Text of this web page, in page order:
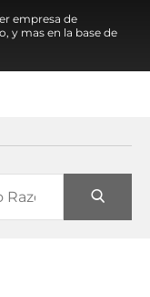
empresa de
y mas en la base de